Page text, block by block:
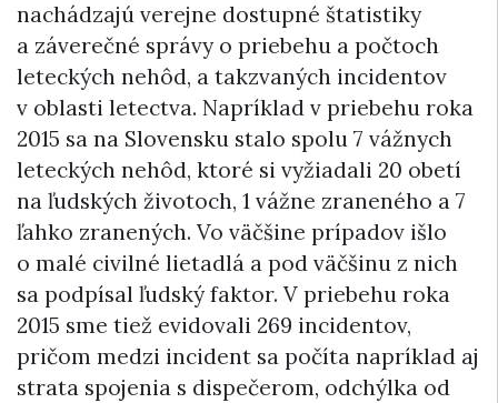
nachádzajú verejne dostupné štatistiky
a záverečné správy o priebehu a počtoch
leteckých nehôd, a takzvaných incidentov
v oblasti letectva. Napríklad v priebehu roka
2015 sa na Slovensku stalo spolu 7 vážnych
leteckých nehôd, ktoré si vyžiadali 20 obetí
na ľudských životoch, 1 vážne zraneného a 7
ľahko zranených. Vo väčšine prípadov išlo
o malé civilné lietadlá a pod väčšinu z nich
sa podpísal ľudský faktor. V priebehu roka
2015 sme tiež evidovali 269 incidentov,
pričom medzi incident sa počíta napríklad aj
strata spojenia s dispečerom, odchýlka od